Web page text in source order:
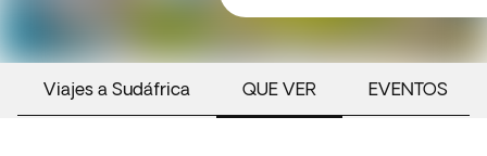
Viajes a Sudáfrica QUE VER EVENTOS